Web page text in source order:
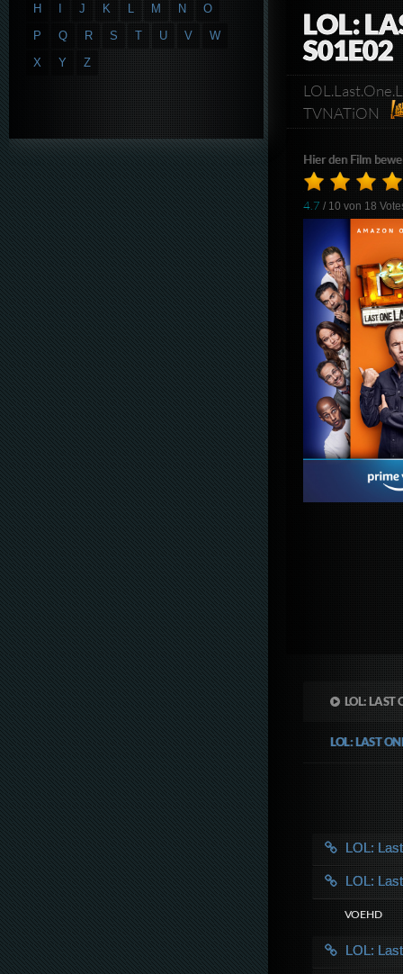
LOL:
S01E02
TVNATiON
Hier den Film
4.7 / 10 von 18
LOL: LAST
LOL: LAST
LOL:
LOL:
VOE HD
LOL:
H
I J K L M N
O
P
Q R S T U V
W
X
Y Z